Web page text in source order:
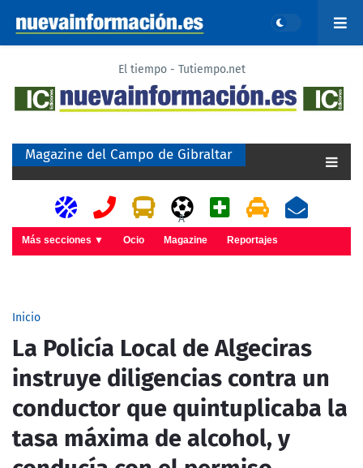
El tiempo - Tutiempo.net
Magazine del Campo de Gibraltar
A
Más secciones ▼ Ocio Magazine Reportajes
Inicio
La Policía Local de Algeciras
instruye diligencias contra un
conductor que quintuplicaba la
tasa máxima de alcohol, y